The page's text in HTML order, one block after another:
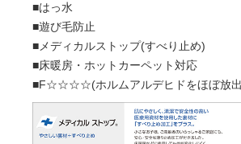
■はっ水
■遊び毛防止
■メディカルストップ(すべり止め)
■床暖房・ホットカーペット対応
■F☆☆☆☆(ホルムアルデヒドをほぼ放